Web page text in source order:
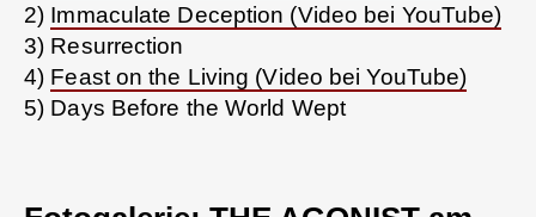
2) Immaculate Deception (Video bei YouTube)
3) Resurrection
4) Feast on the Living (Video bei YouTube)
5) Days Before the World Wept